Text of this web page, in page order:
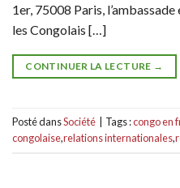
1er, 75008 Paris,
les Congolais […]
CONTINUER LA LECTURE →
Posté dansSociété Tags :congo en
congolaise,relations internationales,